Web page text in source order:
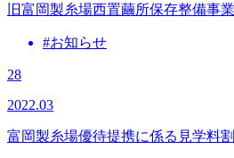
旧富岡製糸場西置繭所保存整備事
#お知らせ
28
2022.03
富岡製糸場優待提携に係る見学料